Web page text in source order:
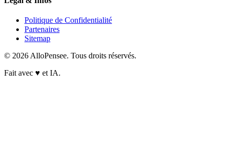
Politique de Confidentialité
Partenaires
Sitemap
© 2026 AlloPensee. Tous droits réservés.
Fait avec ♥ et IA.